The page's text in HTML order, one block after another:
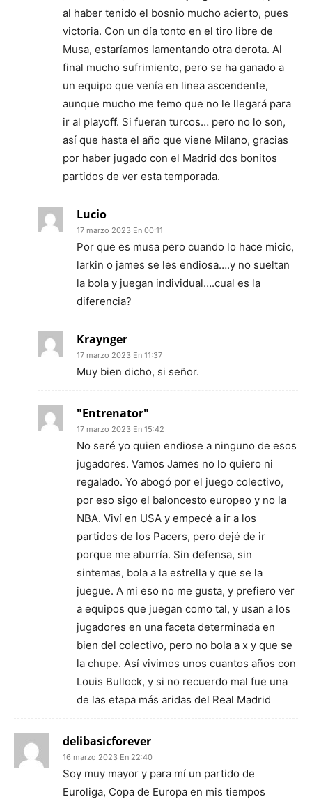
al haber tenido el bosnio mucho acierto, pues
victoria. Con un día tonto en el tiro libre de
Musa, estaríamos lamentando otra derota. Al
final mucho sufrimiento, pero se ha ganado a
un equipo que venía en linea ascendente,
aunque mucho me temo que no le llegará para
ir al playoff. Si fueran turcos… pero no lo son,
así que hasta el año que viene Milano, gracias
por haber jugado con el Madrid dos bonitos
partidos de ver esta temporada.
Lucio
17 marzo 2023 En 00:11
Por que es musa pero cuando lo hace micic,
larkin o james se les endiosa….y no sueltan
la bola y juegan individual….cual es la
diferencia?
Kraynger
17 marzo 2023 En 11:37
Muy bien dicho, si señor.
"Entrenator"
17 marzo 2023 En 15:42
No seré yo quien endiose a ninguno de esos
jugadores. Vamos James no lo quiero ni
regalado. Yo abogó por el juego colectivo,
por eso sigo el baloncesto europeo y no la
NBA. Viví en USA y empecé a ir a los
partidos de los Pacers, pero dejé de ir
porque me aburría. Sin defensa, sin
sintemas, bola a la estrella y que se la
juegue. A mi eso no me gusta, y prefiero ver
a equipos que juegan como tal, y usan a los
jugadores en una faceta determinada en
bien del colectivo, pero no bola a x y que se
la chupe. Así vivimos unos cuantos años con
Louis Bullock, y si no recuerdo mal fue una
de las etapa más aridas del Real Madrid
delibasicforever
16 marzo 2023 En 22:40
Soy muy mayor y para mí un partido de
Euroliga, Copa de Europa en mis tiempos